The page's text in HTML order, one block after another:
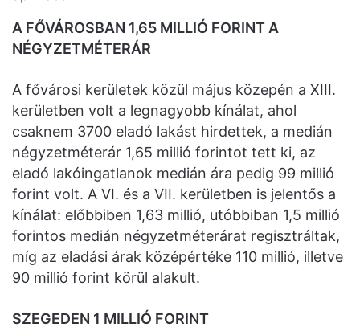
A FŐVÁROSBAN 1,65 MILLIÓ FORINT A
NÉGYZETMÉTERÁR
A fővárosi kerületek közül május közepén a XIII.
kerületben volt a legnagyobb kínálat, ahol
csaknem 3700 eladó lakást hirdettek, a medián
négyzetméterár 1,65 millió forintot tett ki, az
eladó lakóingatlanok medián ára pedig 99 millió
forint volt. A VI. és a VII. kerületben is jelentős a
kínálat: előbbiben 1,63 millió, utóbbiban 1,5 millió
forintos medián négyzetméterárat regisztráltak,
míg az eladási árak középértéke 110 millió, illetve
90 millió forint körül alakult.
SZEGEDEN 1 MILLIÓ FORINT